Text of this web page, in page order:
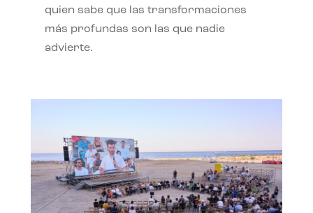
quien sabe que las transformaciones
más profundas son las que nadie
advierte.